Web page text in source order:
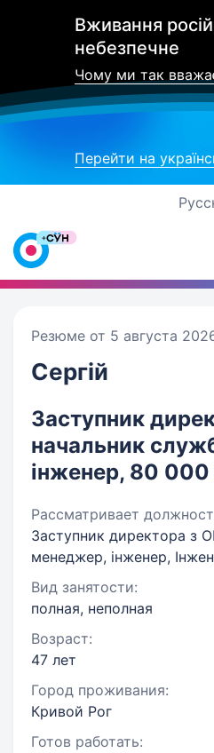
Вживання
небезпечне
Чому ми так
Перейти на
Резюме от 5 августа
Сергій
Заступник
начальник
інженер, 80 000
Рассматривает
Заступник директора з
менеджер, інженер,
Вид занятости:
полная, неполная
Возраст:
47 лет
Город проживания:
Кривой Рог
Готов работать: